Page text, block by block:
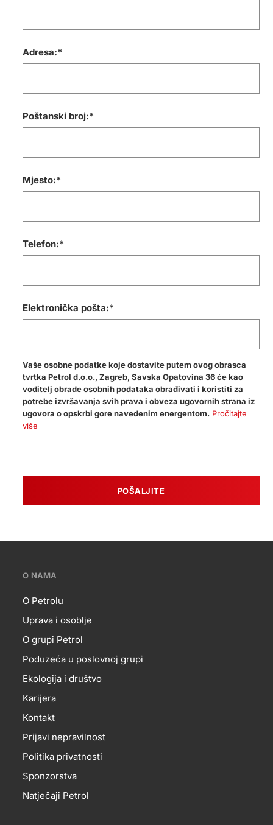
Adresa:*
Poštanski broj:*
Mjesto:*
Telefon:*
Elektronička pošta:*
Vaše osobne podatke koje dostavite putem ovog obrasca
tvrtka Petrol d.o.o., Zagreb, Savska Opatovina 36 će kao
voditelj obrade osobnih podataka obrađivati i koristiti za
potrebe izvršavanja svih prava i obveza ugovornih strana iz
ugovora o opskrbi gore navedenim energentom. Pročitajte
više
POŠALJITE
???
skupno.footer-
title???
O NAMA
O
NAMA
O Petrolu
Uprava i osoblje
O grupi Petrol
Poduzeća u poslovnoj grupi
Ekologija i društvo
Karijera
Kontakt
Prijavi nepravilnost
Politika privatnosti
Sponzorstva
Natječaji Petrol